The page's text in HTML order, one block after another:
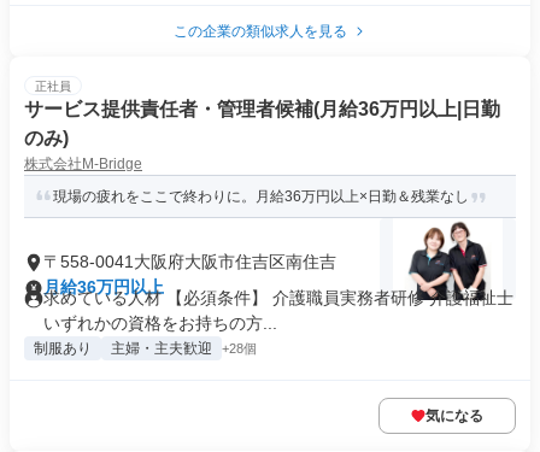
この企業の類似求人を見る
正社員
サービス提供責任者・管理者候補(月給36万円以上|日勤
のみ)
株式会社M-Bridge
現場の疲れをここで終わりに。月給36万円以上×日勤＆残業なし
〒558-0041大阪府大阪市住吉区南住吉
月給36万円以上
求めている人材 【必須条件】 介護職員実務者研修 介護福祉士
いずれかの資格をお持ちの方...
制服あり 主婦・主夫歓迎 +28個
気になる